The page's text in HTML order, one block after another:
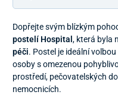
Dopřejte svým blízkým
postelí Hospital , která byla
péči. Postel je ideální
osoby s omezenou
prostředí, pečovatelských
nemocnicích.